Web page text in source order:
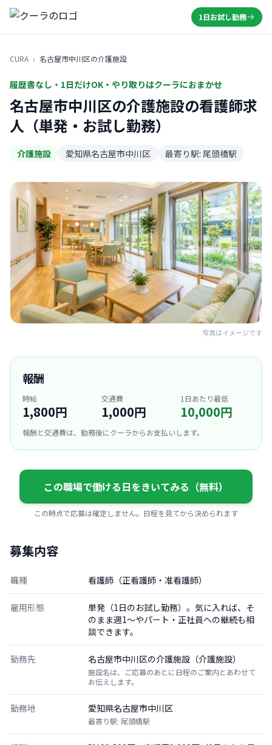
1日お試し勤務
CURA › 名古屋市中川区の介護施設
履歴書なし・1日だけOK・やり取りはクーラにおまかせ
名古屋市中川区の介護施設の看護師求
人（単発・お試し勤務）
介護施設 愛知県名古屋市中川区 最寄り駅: 尾頭橋駅
写真はイメージです
報酬
時給
1,800円
交通費
1,000円
1日あたり最低
10,000円
報酬と交通費は、勤務後にクーラからお支払いします。
この職場で働ける日をきいてみる（無料）
この時点で応募は確定しません。日程を見てから決められます
募集内容
職種 看護師（正看護師・准看護師）
雇用形態
単発（1日のお試し勤務）。気に入れば、そ
のまま週1〜やパート・正社員への継続も相
談できます。
勤務先 名古屋市中川区の介護施設（介護施設）
施設名は、ご応募のあとに日程のご案内とあわせて
お伝えします。
勤務地 愛知県名古屋市中川区
最寄り駅: 尾頭橋駅